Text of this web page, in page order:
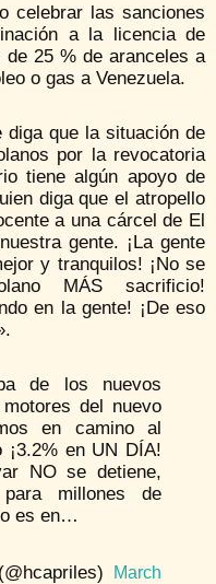
celebrar las sanciones
a la licencia de
25 % de aranceles a
o gas a Venezuela.
que la situación de
por la revocatoria
tiene algún apoyo de
diga que el atropello
a una cárcel de El
gente. ¡La gente
y tranquilos! ¡No se
MÁS sacrificio!
en la gente! ¡De eso
de los nuevos
del nuevo
en camino al
¡3.2% en UN DÍA!
NO se detiene,
millones de
es en…
March